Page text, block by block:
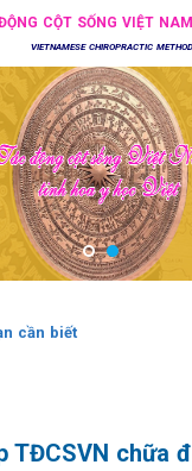
CỘT SỐNG VIỆT NAM
VIETNAMESE CHIROPRACTIC METHOD
cần biết
TĐCSVN chữa